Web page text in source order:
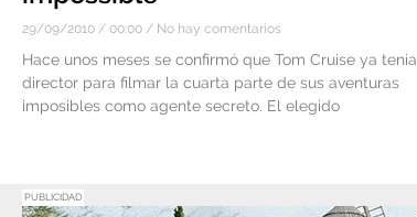
29/09/2010 00:00 No hay comentarios
Hace unos meses se confirmó que Tom Cruise ya tenía
director para filmar la cuarta parte de sus aventuras
imposibles como agente secreto. El elegido
PUBLICIDAD